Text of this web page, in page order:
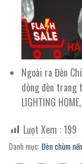
Ngoài ra Đèn
dòng đèn trang
LIGHTING
Lượt Xem :199
Danh mục: Đèn chùm nến